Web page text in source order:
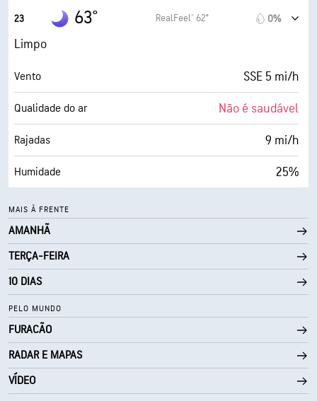
Ponto de orvalho
AccuLumen Brightness Index™
Cobertura de nuvens 0%
Visibilidade 8 milhas
Teto de nuvens 30000 pés
23 63° RealFeel® 62° 0%
Limpo
Vento SSE 5 mi/h
Qualidade do ar Não é saudável
Rajadas 9 mi/h
Humidade 25%
Ponto de orvalho
AccuLumen Brightness Index™ 0 (Escuro)
Cobertura de nuvens 0%
Visibilidade 8 milhas
Teto de nuvens 30000 pés
MAIS À FRENTE
AMANHÃ
TERÇA-FEIRA
10 DIAS
PELO MUNDO
FURACÃO
RADAR E MAPAS
VÍDEO